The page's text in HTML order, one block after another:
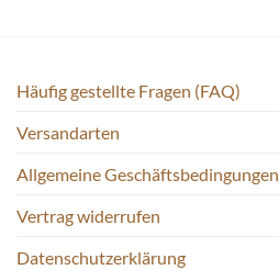
Häufig gestellte Fragen (FAQ)
Versandarten
Allgemeine Geschäftsbedingungen
Vertrag widerrufen
Datenschutzerklärung